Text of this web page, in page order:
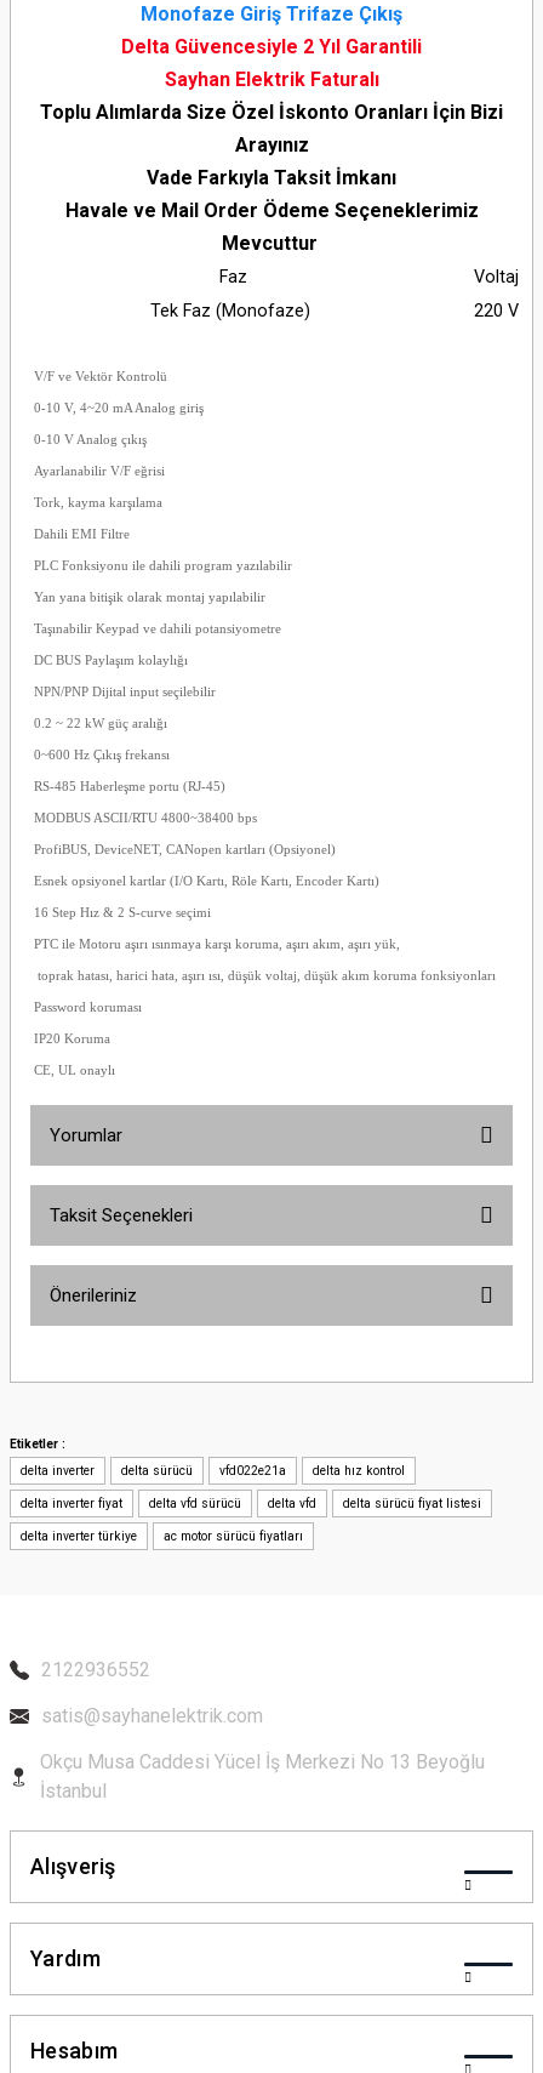
Monofaze Giriş Trifaze Çıkış
Delta Güvencesiyle 2 Yıl Garantili
Sayhan Elektrik Faturalı
Toplu Alımlarda Size Özel İskonto Oranları İçin Bizi
Arayınız
Vade Farkıyla Taksit İmkanı
Havale ve Mail Order Ödeme Seçeneklerimiz
Mevcuttur
Faz
Voltaj
Tek Faz (Monofaze) 220 V
V/F ve Vektör Kontrolü
0-10 V, 4~20 mA Analog giriş
0-10 V Analog çıkış
Ayarlanabilir V/F eğrisi
Tork, kayma karşılama
Dahili EMI Filtre
PLC Fonksiyonu ile dahili program yazılabilir
Yan yana bitişik olarak montaj yapılabilir
Taşınabilir Keypad ve dahili potansiyometre
DC BUS Paylaşım kolaylığı
NPN/PNP Dijital input seçilebilir
0.2 ~ 22 kW güç aralığı
0~600 Hz Çıkış frekansı
RS-485 Haberleşme portu (RJ-45)
MODBUS ASCII/RTU 4800~38400 bps
ProfiBUS, DeviceNET, CANopen kartları (Opsiyonel)
Esnek opsiyonel kartlar (I/O Kartı, Röle Kartı, Encoder Kartı)
16 Step Hız & 2 S-curve seçimi
PTC ile Motoru aşırı ısınmaya karşı koruma, aşırı akım, aşırı yük,
toprak hatası, harici hata, aşırı ısı, düşük voltaj, düşük akım koruma fonksiyonları
Password koruması
IP20 Koruma
CE, UL onaylı
Yorumlar
Taksit Seçenekleri
Önerileriniz
yetersiz gördüğünüz noktaları öneri formunu kullanarak tarafımıza
Ürün resmi kalitesiz, bozuk veya görüntülenemiyor.
Ürün açıklamasında eksik bilgiler bulunuyor.
Ürün bilgilerinde hatalar bulunuyor.
Etiketler :
delta inverter
delta sürücü vfd022e21a delta hız kontrol
delta inverter fiyat delta vfd sürücü delta vfd delta sürücü fiyat listesi
delta inverter türkiye ac motor sürücü fiyatları
2122936552
satis@sayhanelektrik.com
Okçu Musa Caddesi Yücel İş Merkezi No 13 Beyoğlu
İstanbul
Alışveriş
Yardım
Hesabım